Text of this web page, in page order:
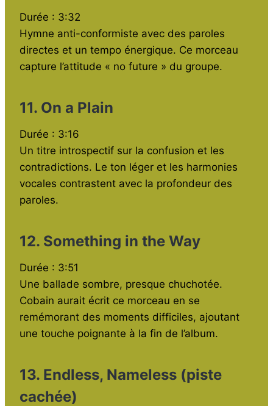
Durée : 3:32
Hymne anti-conformiste avec des paroles
directes et un tempo énergique. Ce morceau
capture l’attitude « no future » du groupe.
11. On a Plain
Durée : 3:16
Un titre introspectif sur la confusion et les
contradictions. Le ton léger et les harmonies
vocales contrastent avec la profondeur des
paroles.
12. Something in the Way
Durée : 3:51
Une ballade sombre, presque chuchotée.
Cobain aurait écrit ce morceau en se
remémorant des moments difficiles, ajoutant
une touche poignante à la fin de l’album.
13. Endless, Nameless (piste
cachée)